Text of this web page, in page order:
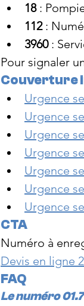
18 :
112 :
3960 :
Pour signaler
Couverture
Urgence
Urgence
Urgence
Urgence
Urgence
Urgence
Urgence
CTA
Numéro à
Devis en ligne
FAQ
Le numéro